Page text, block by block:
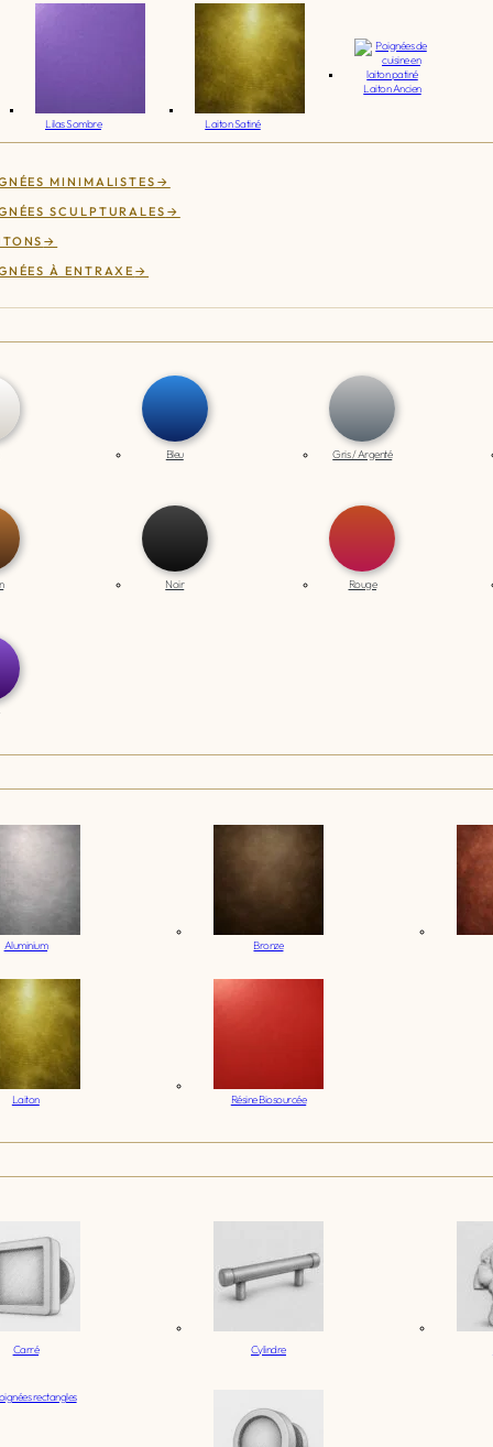
Lilas Sombre Laiton Satiné
Laiton Ancien
MINIMALISTES
SCULPTURALES
À ENTRAXE
Bleu Gris / Argenté
Noir Rouge
Aluminium Bronze
Laiton Résine Biosourcée
Carré Cylindre